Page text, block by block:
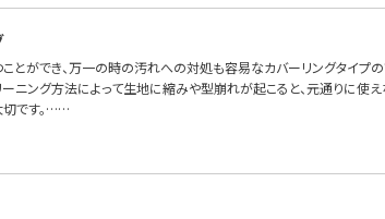
とができ、万一の時の汚れへの対処も容易なカバーリングタイプのソ
ーニング方法によって生地に縮みや型崩れが起こると、元通りに使え
切です。……